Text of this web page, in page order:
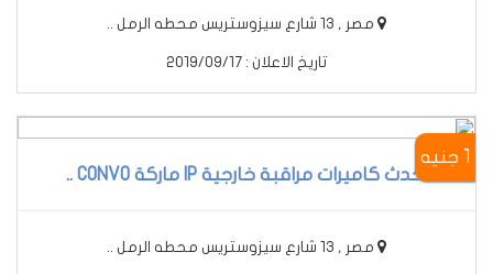
مصر , 13 شارع سيزوستريس محطه الرمل ..
تاريخ الاعلان : 2019/09/17
1 جنيه
أحدث كاميرات مراقبة خارجية IP ماركة CONVO ..
مصر , 13 شارع سيزوستريس محطه الرمل ..